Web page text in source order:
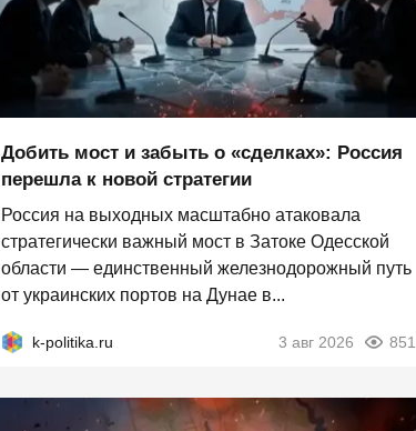
Добить мост и забыть о «сделках»: Россия
перешла к новой стратегии
Россия на выходных масштабно атаковала
стратегически важный мост в Затоке Одесской
области — единственный железнодорожный путь
от украинских портов на Дунае в...
k-politika.ru 3 авг 2026 851